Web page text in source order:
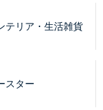
テリア・生活雑貨
スター